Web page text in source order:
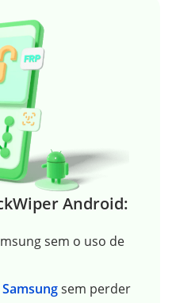
Android:
sem o uso de
sem perder